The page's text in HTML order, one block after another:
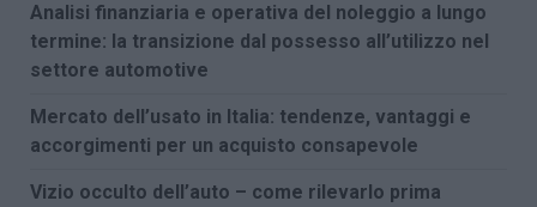
Analisi finanziaria e operativa del noleggio a lungo
termine: la transizione dal possesso all’utilizzo nel
settore automotive
Mercato dell’usato in Italia: tendenze, vantaggi e
accorgimenti per un acquisto consapevole
Vizio occulto dell’auto – come rilevarlo prima